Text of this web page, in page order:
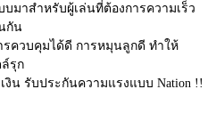
บมาสำหรับผู้เล่นที่ต้องการความเร็ว
กัน
ควบคุมได้ดี การหมุนลูกดี ทำให้
รุก
น รับประกันความแรงแบบ Nation !!